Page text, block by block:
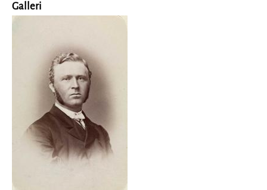
Galleri